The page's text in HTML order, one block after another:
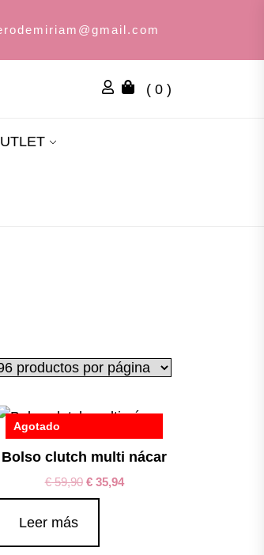
( 0 )
Agotado
Bolso clutch multi nácar
€59,90 €35,94
Leer más